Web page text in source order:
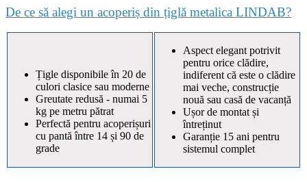
De ce să alegi un acoperiș din țiglă metalica LINDAB?
Țigle disponibile în 20 de
culori clasice sau moderne
Greutate redusă - numai 5
kg pe metru pătrat
Perfectă pentru acoperișuri
cu pantă între 14 și 90 de
grade
Aspect elegant potrivit
pentru orice clădire,
indiferent că este o clădire
mai veche, construcție
nouă sau casă de vacanță
Ușor de montat și
întreținut
Garanție 15 ani pentru
sistemul complet